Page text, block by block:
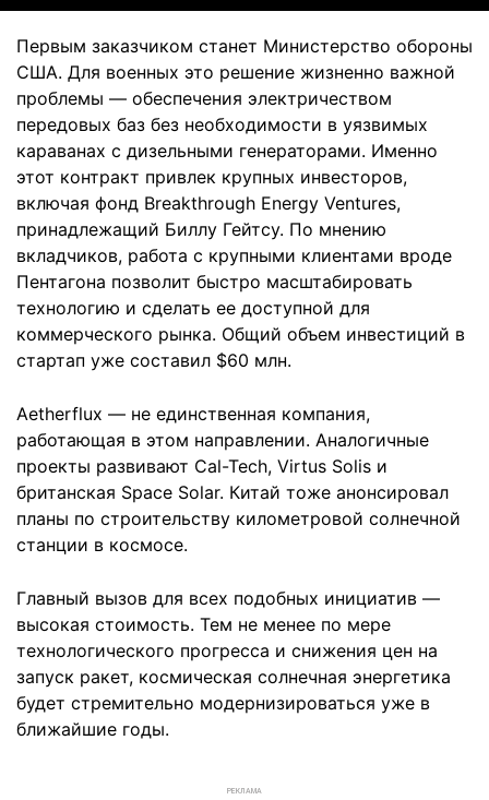
Первым заказчиком станет Министерство обороны
США. Для военных это решение жизненно важной
проблемы — обеспечения электричеством
передовых баз без необходимости в уязвимых
караванах с дизельными генераторами. Именно
этот контракт привлек крупных инвесторов,
включая фонд Breakthrough Energy Ventures,
принадлежащий Биллу Гейтсу. По мнению
вкладчиков, работа с крупными клиентами вроде
Пентагона позволит быстро масштабировать
технологию и сделать ее доступной для
коммерческого рынка. Общий объем инвестиций в
стартап уже составил $60 млн.
Aetherflux — не единственная компания,
работающая в этом направлении. Аналогичные
проекты развивают Cal-Tech, Virtus Solis и
британская Space Solar. Китай тоже анонсировал
планы по строительству километровой солнечной
станции в космосе.
Главный вызов для всех подобных инициатив —
высокая стоимость. Тем не менее по мере
технологического прогресса и снижения цен на
запуск ракет, космическая солнечная энергетика
будет стремительно модернизироваться уже в
ближайшие годы.
РЕКЛАМА